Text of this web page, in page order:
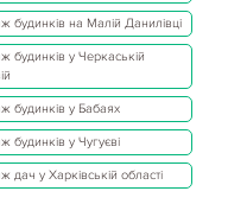
будинків на Малій Данилівці
будинків у Черкаській
будинків у Бабаях
будинків у Чугуєві
дач у Харківській області